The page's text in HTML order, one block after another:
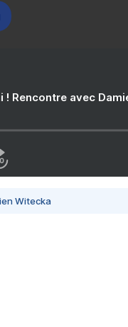
Rencontre avec
Witecka